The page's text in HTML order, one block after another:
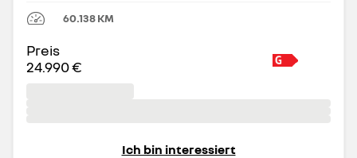
60.138KM
Preis
24.990 €
Ich bin interessiert